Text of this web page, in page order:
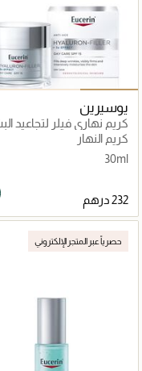
يوسيرين
كريم نهاري فيلر لتجاعيد
هيالورون
كريم النهار
30ml
حصرياً عبر المتجر الإلكتروني